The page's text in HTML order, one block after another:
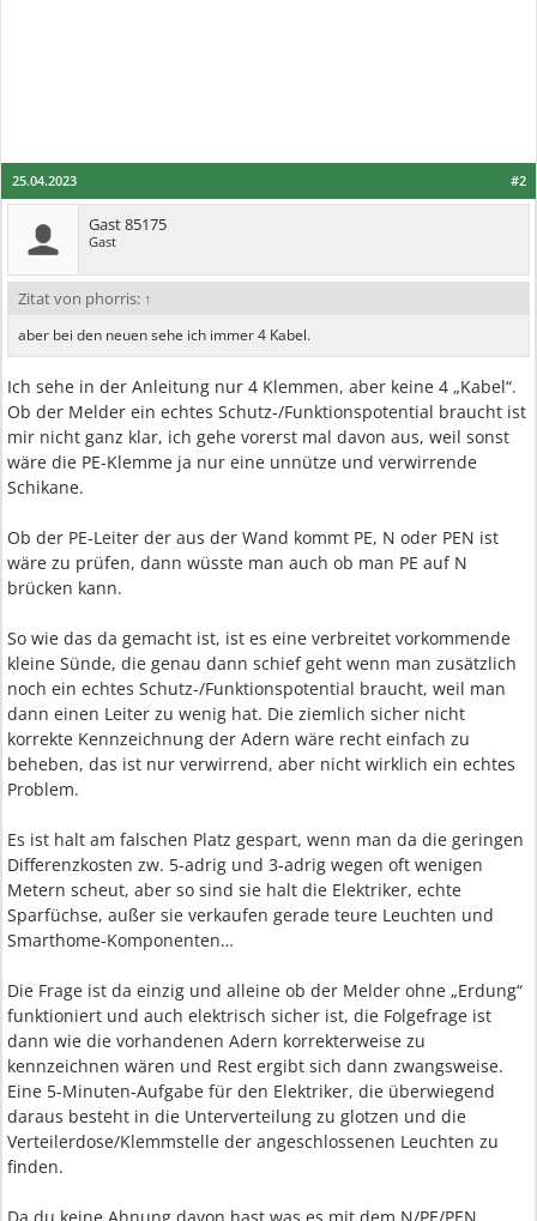
#2
25.04.2023
Gast 85175
Gast
Zitat von phorris: ↑
aber bei den neuen sehe ich immer 4 Kabel.
Ich sehe in der Anleitung nur 4 Klemmen, aber keine 4 „Kabel“.
Ob der Melder ein echtes Schutz-/Funktionspotential braucht ist
mir nicht ganz klar, ich gehe vorerst mal davon aus, weil sonst
wäre die PE-Klemme ja nur eine unnütze und verwirrende
Schikane.
Ob der PE-Leiter der aus der Wand kommt PE, N oder PEN ist
wäre zu prüfen, dann wüsste man auch ob man PE auf N
brücken kann.
So wie das da gemacht ist, ist es eine verbreitet vorkommende
kleine Sünde, die genau dann schief geht wenn man zusätzlich
noch ein echtes Schutz-/Funktionspotential braucht, weil man
dann einen Leiter zu wenig hat. Die ziemlich sicher nicht
korrekte Kennzeichnung der Adern wäre recht einfach zu
beheben, das ist nur verwirrend, aber nicht wirklich ein echtes
Problem.
Es ist halt am falschen Platz gespart, wenn man da die geringen
Differenzkosten zw. 5-adrig und 3-adrig wegen oft wenigen
Metern scheut, aber so sind sie halt die Elektriker, echte
Sparfüchse, außer sie verkaufen gerade teure Leuchten und
Smarthome-Komponenten…
Die Frage ist da einzig und alleine ob der Melder ohne „Erdung“
funktioniert und auch elektrisch sicher ist, die Folgefrage ist
dann wie die vorhandenen Adern korrekterweise zu
kennzeichnen wären und Rest ergibt sich dann zwangsweise.
Eine 5-Minuten-Aufgabe für den Elektriker, die überwiegend
daraus besteht in die Unterverteilung zu glotzen und die
Verteilerdose/Klemmstelle der angeschlossenen Leuchten zu
finden.